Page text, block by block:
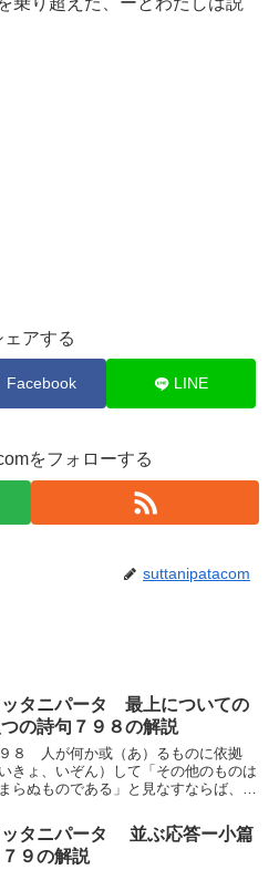
ェアする
Facebook LINE
をフォローする
suttanipatacom
ッタニパータ 最上についての
の詩句７９８の解説
８ 人が何か或（あ）るものに依拠
いきょ、いぞん）して「その他のものは
らぬものである」と見なすならば、そ
々）は語る。それ故に修行者は、見た
・学んだこと・思索したこと、または
や道徳にこ...
ッタニパータ 並ぶ応答ー小篇
７９の解説